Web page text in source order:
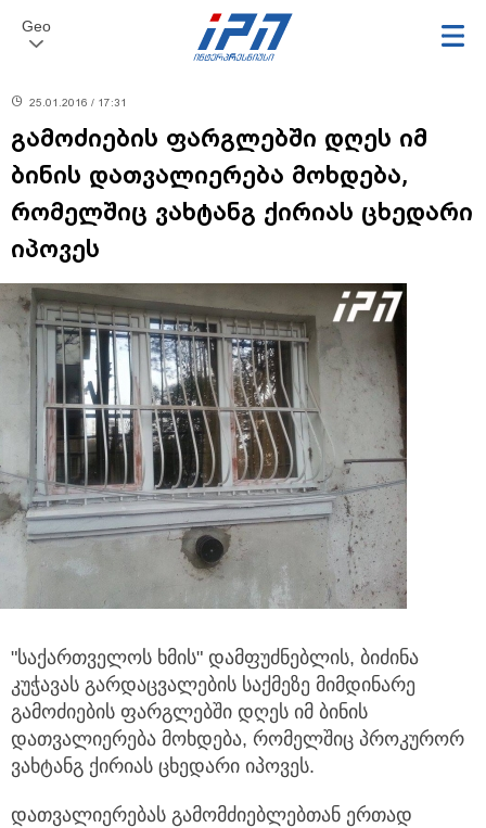
Geo
25.01.2016 / 17:31
გამოძიების ფარგლებში დღეს იმ
ბინის დათვალიერება მოხდება,
რომელშიც ვახტანგ ქირიას ცხედარი
იპოვეს
"საქართველოს ხმის" დამფუძნებლის, ბიძინა
კუჭავას გარდაცვალების საქმეზე მიმდინარე
გამოძიების ფარგლებში დღეს იმ ბინის
დათვალიერება მოხდება, რომელშიც პროკურორ
ვახტანგ ქირიას ცხედარი იპოვეს.
დათვალიერებას გამომძიებლებთან ერთად